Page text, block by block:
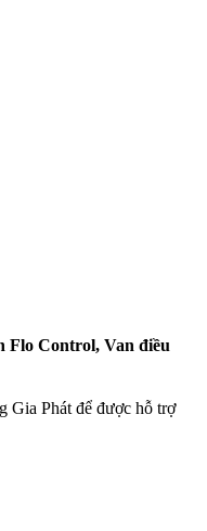
Flo Control, Van điều
Phát để được hỗ trợ